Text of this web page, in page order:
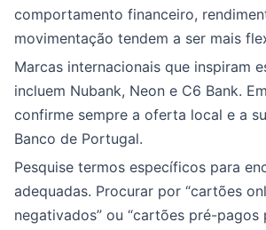
comportamento financeiro,
movimentação tendem a ser mais
Marcas internacionais que inspiram
incluem Nubank, Neon e C6 Bank.
confirme sempre a oferta local e a
Banco de Portugal.
Pesquise termos específicos para
adequadas. Procurar por “cartões
negativados” ou “cartões pré-pagos